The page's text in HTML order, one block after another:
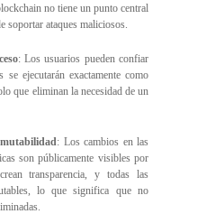
no tiene un punto central
soportar ataques maliciosos.
: Los usuarios pueden confiar
se ejecutarán exactamente como
que eliminan la necesidad de un
: Los cambios en las
son públicamente visibles por
transparencia, y todas las
lo que significa que no